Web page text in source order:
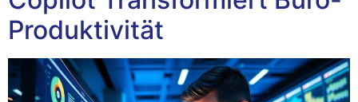
Produktivität